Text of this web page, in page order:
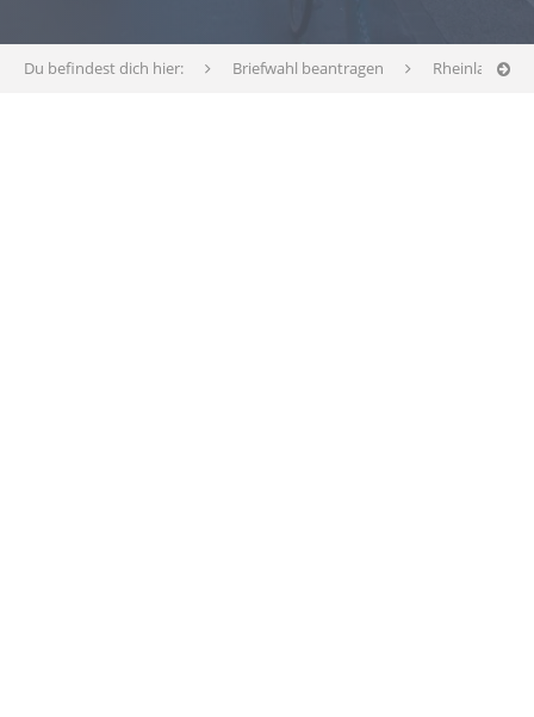
Du befindest dich hier: Briefwahl beantragen Rheinland-